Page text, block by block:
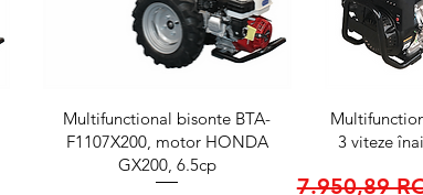
Afișare rapidă
Multifunctional bisonte BTA-
F1107X200, motor HONDA
GX200, 6.5cp
3 viteze
Preț normal
7.950,89